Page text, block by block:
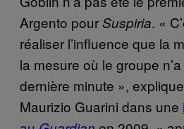
Argento pourSuspiria. «
réaliser l’influence que la
la mesure où le groupe
dernière minute »,
Maurizio Guarini dans une